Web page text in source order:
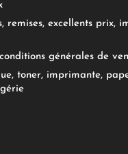
remises, excellents prix,
générales de
toner, imprimante,